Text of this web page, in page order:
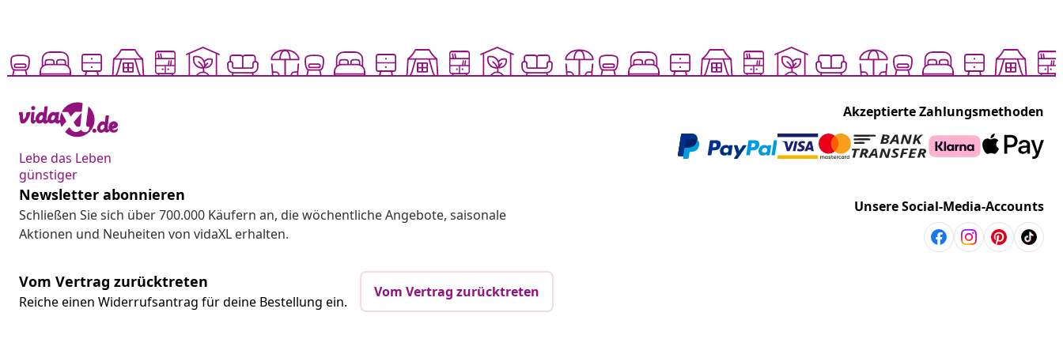
Lebe das Leben
günstiger
Akzeptierte Zahlungsmethoden
Newsletter abonnieren
Schließen Sie sich über 700.000 Käufern an, die wöchentliche Angebote, saisonale
Aktionen und Neuheiten von vidaXL erhalten.
Unsere Social-Media-Accounts
Vom Vertrag zurücktreten
Reiche einen Widerrufsantrag für deine Bestellung ein.
Vom Vertrag zurücktreten